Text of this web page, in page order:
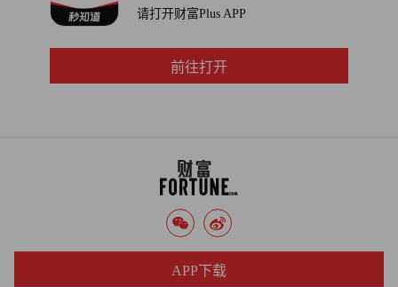
未来：专属智能体验，AI重塑金融价值创造新范式
展望金融服务业的下一个十年，我们正在见证一个以“深度
个性化”为标志的金融新纪元：通过融合认知计算、多模态
7×24小时提供基于深度理解的定制化建议；每名银行员工
将通过AI赋能突破时空限制，专注于高价值互动；每家金
融机构将构建“AI+私域”的生态体系，实现精准服务与客户
粘性的双重提升。这不仅是技术的演进，更是金融本质的回
请打开财富Plus APP
前往打开
APP下载